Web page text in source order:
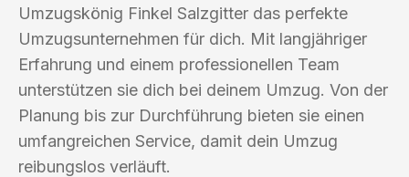
Umzugskönig Finkel Salzgitter das perfekte
Umzugsunternehmen für dich. Mit langjähriger
Erfahrung und einem professionellen Team
unterstützen sie dich bei deinem Umzug. Von der
Planung bis zur Durchführung bieten sie einen
umfangreichen Service, damit dein Umzug
reibungslos verläuft.